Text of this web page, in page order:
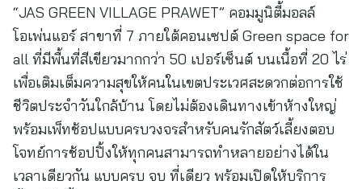
“JAS GREEN VILLAGE PRAWET” คอมมูนิตี้มอลล์
โอเพ่นแอร์ สาขาที่ 7 ภายใต้คอนเซปต์ Green space for
all ที่มีพื้นที่สีเขียวมากกว่า 50 เปอร์เซ็นต์ บนเนื้อที่ 20 ไร่
เพื่อเติมเต็มความสุขให้คนในเขตประเวศสะดวกต่อการใช้
ชีวิตประจำวันใกล้บ้าน โดยไม่ต้องเดินทางเข้าห้างใหญ่
พร้อมเพ็ทช้อปแบบครบวงจรสำหรับคนรักสัตว์เลี้ยงตอบ
โจทย์การช้อปปิ้งให้ทุกคนสามารถทำหลายอย่างได้ใน
เวลาเดียวกัน แบบครบ จบ ที่เดียว พร้อมเปิดให้บริการ